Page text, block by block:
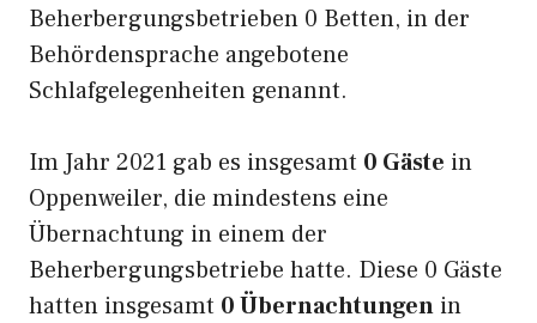
Beherbergungsbetrieben 0 Betten, in der
Behördensprache angebotene
Schlafgelegenheiten genannt.
Im Jahr 2021 gab es insgesamt 0 Gäste in
Oppenweiler, die mindestens eine
Übernachtung in einem der
Beherbergungsbetriebe hatte. Diese 0 Gäste
hatten insgesamt 0 Übernachtungen in